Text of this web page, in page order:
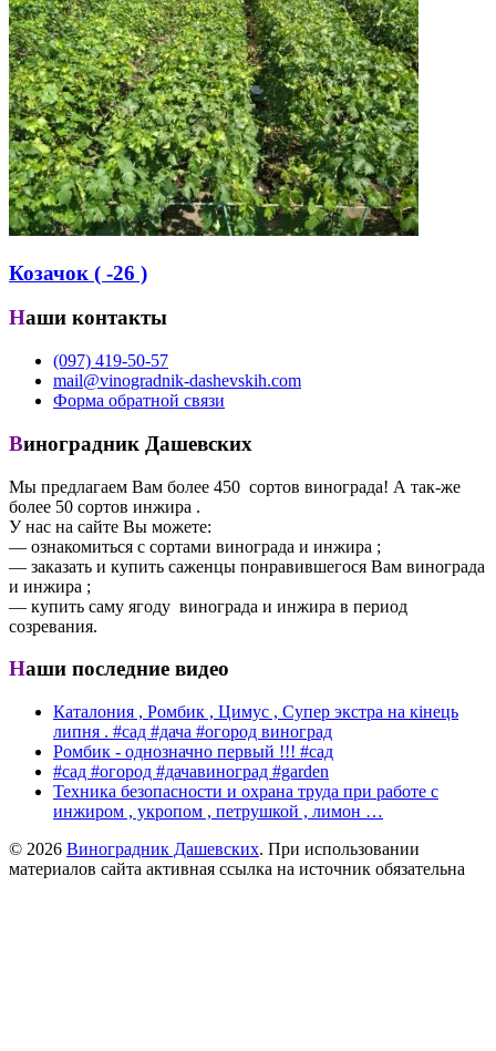
Козачок ( -26 )
Наши контакты
(097) 419-50-57
mail@vinogradnik-dashevskih.com
Форма обратной связи
Виноградник Дашевских
Мы предлагаем Вам более 450 сортов винограда! А так-же
более 50 сортов инжира .
У нас на сайте Вы можете:
— ознакомиться с сортами винограда и инжира ;
— заказать и купить саженцы понравившегося Вам винограда
и инжира ;
— купить саму ягоду винограда и инжира в период
созревания.
Наши последние видео
Каталония , Ромбик , Цимус , Супер экстра на кінець
липня . #сад #дача #огород виноград
Ромбик - однозначно первый !!! #сад
#сад #огород #дачавиноград #garden
Техника безопасности и охрана труда при работе с
инжиром , укропом , петрушкой , лимон …
© 2026 Виноградник Дашевских. При использовании
материалов сайта активная ссылка на источник обязательна